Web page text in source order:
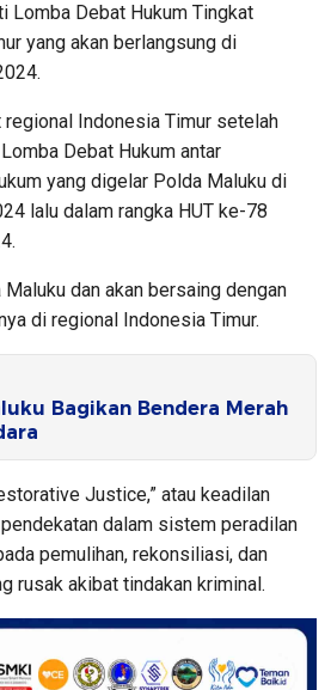
Lomba Debat Hukum Tingkat
yang akan berlangsung di
Indonesia Timur setelah
Debat Hukum antar
yang digelar Polda Maluku di
lalu dalam rangka HUT ke-78
dan akan bersaing dengan
di regional Indonesia Timur.
Bagikan Bendera Merah
Justice,” atau keadilan
dalam sistem peradilan
pemulihan, rekonsiliasi, dan
rusak akibat tindakan kriminal.